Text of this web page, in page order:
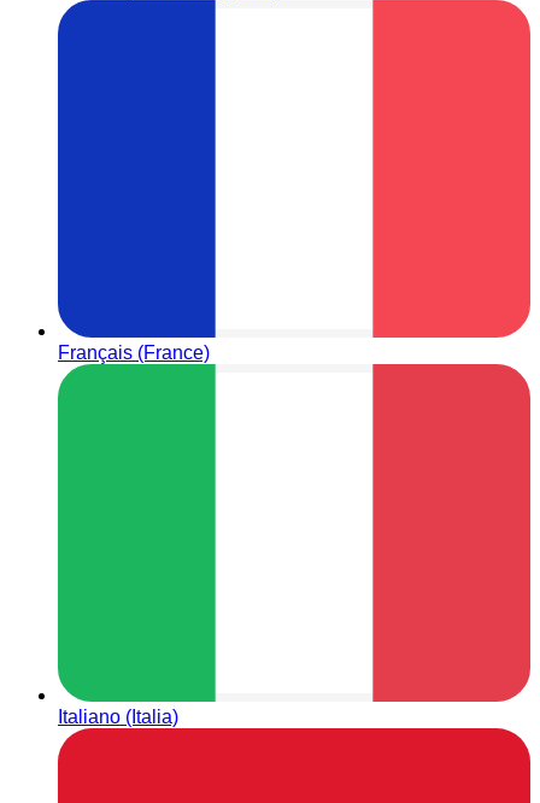
Français (France)
Italiano (Italia)